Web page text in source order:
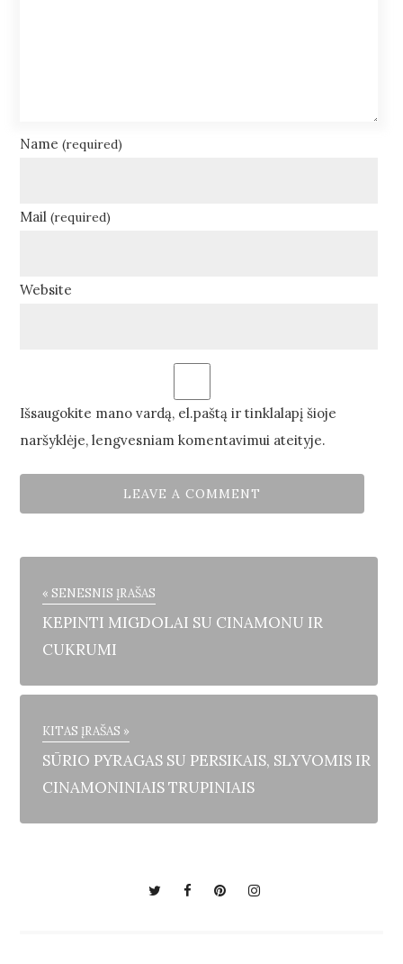
Name(required)
Mail(required)
Website
Išsaugokite mano vardą, el.paštą ir tinklalapį šioje
naršyklėje, lengvesniam komentavimui ateityje.
« SENESNIS ĮRAŠAS
KEPINTI MIGDOLAI SU CINAMONU IR
CUKRUMI
KITAS ĮRAŠAS »
SŪRIO PYRAGAS SU PERSIKAIS, SLYVOMIS IR
CINAMONINIAIS TRUPINIAIS